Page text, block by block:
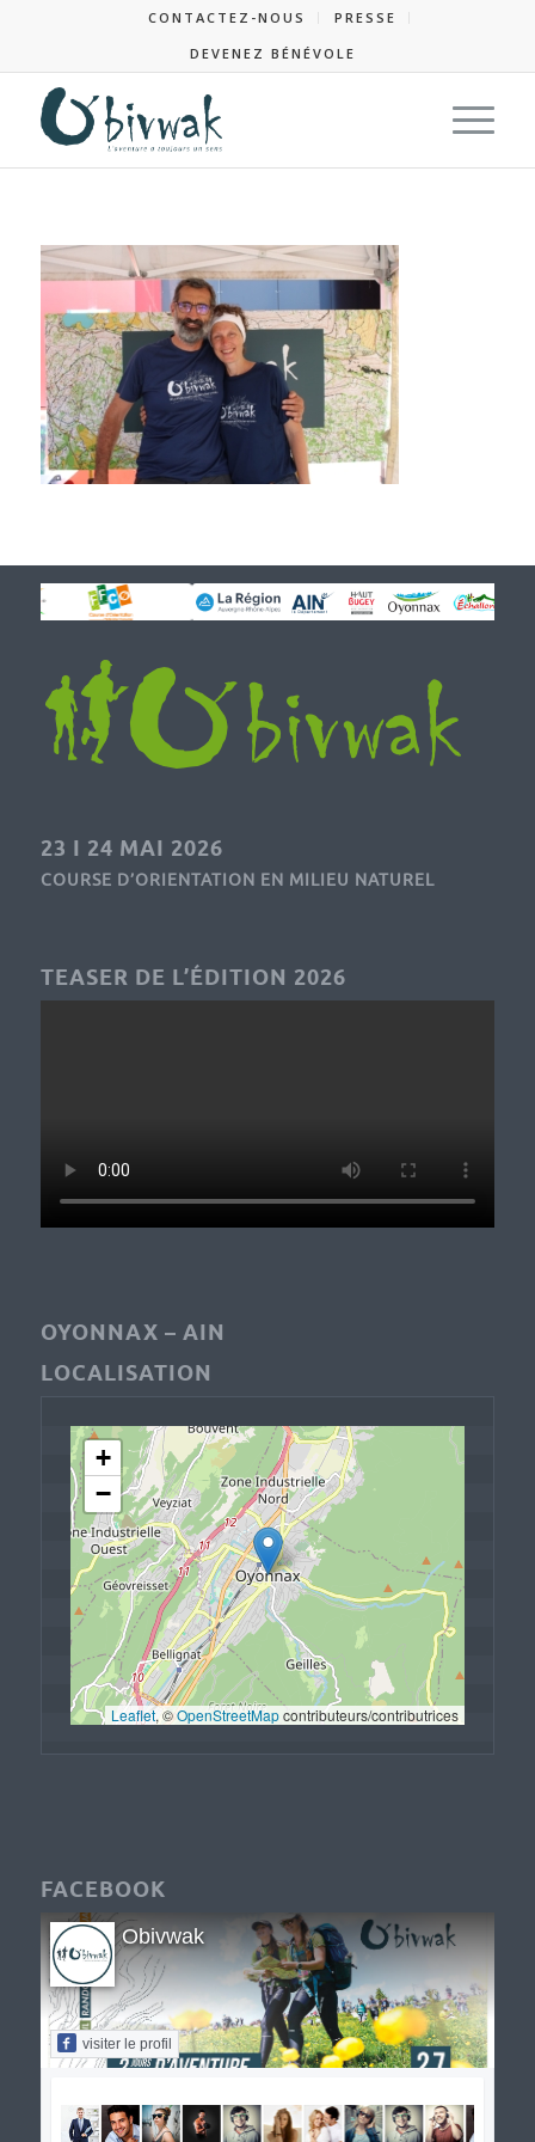
CONTACTEZ-NOUS
PRESSE
DEVENEZ BÉNÉVOLE
23 I 24 MAI 2026
COURSE D’ORIENTATION EN MILIEU NATUREL
TEASER DE L’ÉDITION 2026
OYONNAX – AIN
LOCALISATION
+
−
Leaflet, © OpenStreetMap contributeurs/contributrices
FACEBOOK
Obivwak
visiter le profil